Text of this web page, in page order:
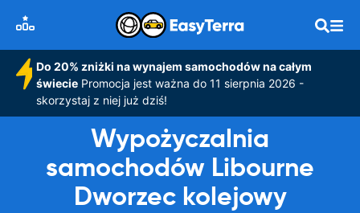
Do 20% zniżki na wynajem samochodów na całym
świeciePromocja jest ważna do 11 sierpnia 2026 -
skorzystaj z niej już dziś!
Wypożyczalnia
samochodów Libourne
Dworzec kolejowy